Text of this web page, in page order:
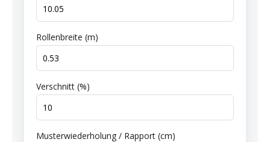
Rollenbreite (m)
Verschnitt (%)
Musterwiederholung / Rapport (cm)